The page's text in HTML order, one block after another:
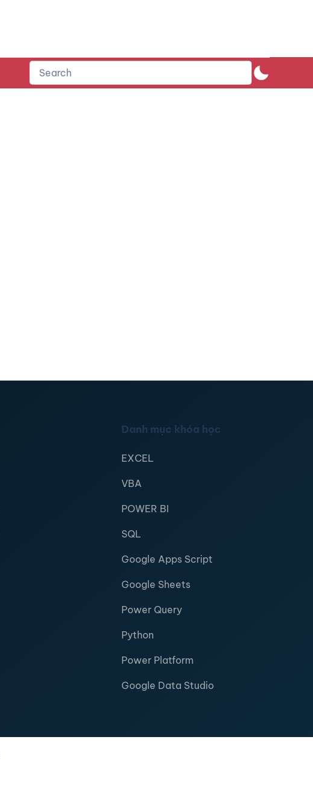
Danh mục khóa học
EXCEL
VBA
POWER BI
SQL
Google Apps Script
Google Sheets
Power Query
Python
Power Platform
Google Data Studio